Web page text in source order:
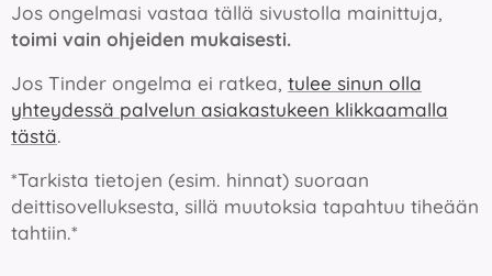
Jos ongelmasi vastaa tällä sivustolla mainittuja,
toimi vain ohjeiden mukaisesti.
Jos Tinder ongelma ei ratkea, tulee sinun olla
yhteydessä palvelun asiakastukeen klikkaamalla
tästä.
*Tarkista tietojen (esim. hinnat) suoraan
deittisovelluksesta, sillä muutoksia tapahtuu tiheään
tahtiin.*